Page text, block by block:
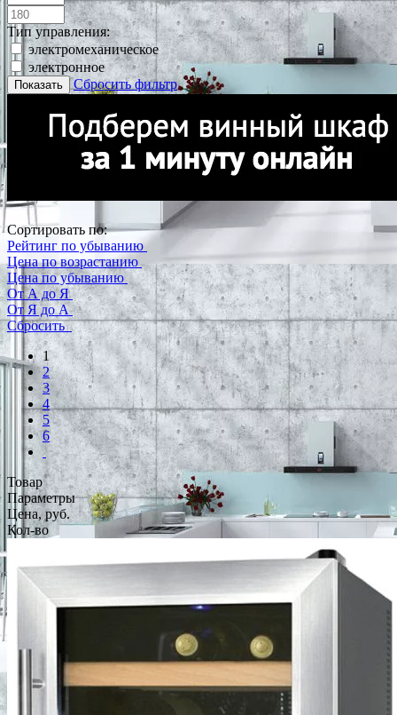
Тип управления:
электромеханическое
электронное
Показать Сбросить фильтр
Сортировать по:
Рейтинг по убыванию
Цена по возрастанию
Цена по убыванию
От А до Я
От Я до А
Сбросить
1
2
3
4
5
6
Товар
Параметры
Цена, руб.
Кол-во